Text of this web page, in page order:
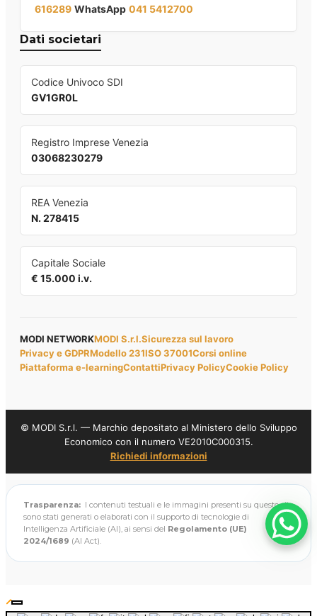
616289 WhatsApp 041 5412700
Dati societari
Codice Univoco SDI
GV1GR0L
Registro Imprese Venezia
03068230279
REA Venezia
N. 278415
Capitale Sociale
€ 15.000 i.v.
MODI NETWORKMODI S.r.l.Sicurezza sul lavoro
Privacy e GDPRModello 231ISO 37001Corsi online
Piattaforma e-learningContattiPrivacy PolicyCookie Policy
© MODI S.r.l. — Marchio depositato al Ministero dello Sviluppo
Economico con il numero VE2010C000315.
Richiedi informazioni
Trasparenza: I contenuti testuali e le immagini presenti su questo sito
sono stati generati o elaborati con il supporto di tecnologie di
Intelligenza Artificiale (AI), ai sensi del Regolamento (UE)
2024/1689 (AI Act).